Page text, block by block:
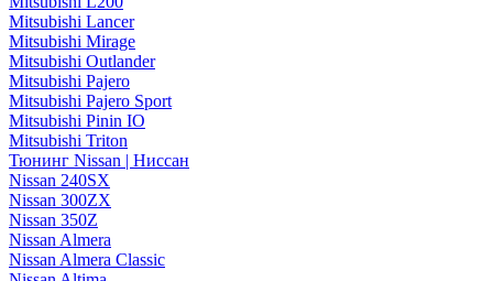
Mitsubishi Lancer
Mitsubishi Mirage
Mitsubishi Outlander
Mitsubishi Pajero
Mitsubishi Pajero Sport
Mitsubishi Pinin IO
Mitsubishi Triton
Тюнинг Nissan | Ниссан
Nissan 240SX
Nissan 300ZX
Nissan 350Z
Nissan Almera
Nissan Almera Classic